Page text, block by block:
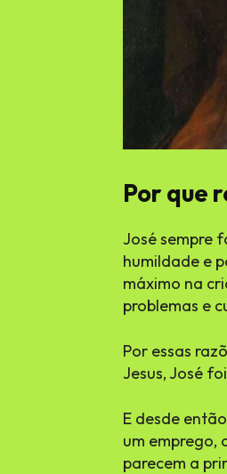
Por que
José sempre
humildade e
máximo na
problemas e
Por essas
Jesus, José
E desde
um emprego,
parecem a